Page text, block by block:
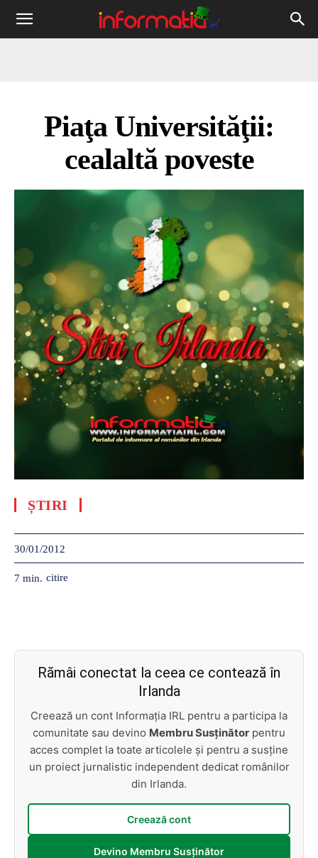
Informația
Piaţa Universităţii:
cealaltă poveste
ȘTIRI
30/01/2012
7 min. citire
Rămâi conectat la ceea ce contează în
Irlanda
Creează un cont Informația IRL pentru a participa la
comunitate sau devino Membru Susținător pentru
acces complet la toate articolele și pentru a susține
un proiect jurnalistic independent dedicat românilor
din Irlanda.
Creează cont
Devino Membru Susținător